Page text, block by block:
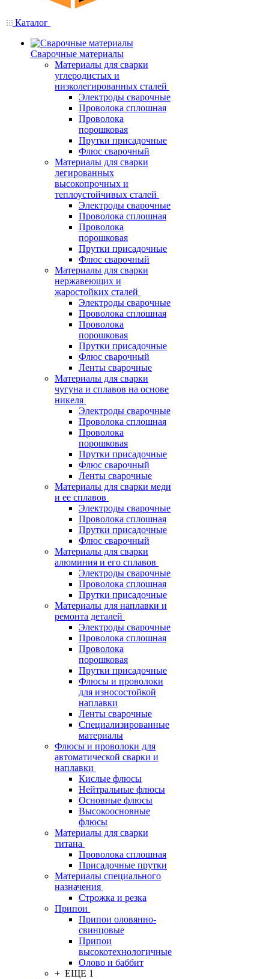
Каталог
Сварочные материалы
Материалы для сварки
углеродистых и
низколегированных сталей
Электроды сварочные
Проволока сплошная
Проволока
порошковая
Прутки присадочные
Флюс сварочный
Материалы для сварки
легированных
высокопрочных и
теплоустойчивых сталей
Электроды сварочные
Проволока сплошная
Проволока
порошковая
Прутки присадочные
Флюс сварочный
Материалы для сварки
нержавеющих и
жаростойких сталей
Электроды сварочные
Проволока сплошная
Проволока
порошковая
Прутки присадочные
Флюс сварочный
Ленты сварочные
Материалы для сварки
чугуна и сплавов на основе
никеля
Электроды сварочные
Проволока сплошная
Проволока
порошковая
Прутки присадочные
Флюс сварочный
Ленты сварочные
Материалы для сварки меди
и ее сплавов
Электроды сварочные
Проволока сплошная
Прутки присадочные
Флюс сварочный
Материалы для сварки
алюминия и его сплавов
Электроды сварочные
Проволока сплошная
Прутки присадочные
Материалы для наплавки и
ремонта деталей
Электроды сварочные
Проволока сплошная
Проволока
порошковая
Прутки присадочные
Флюсы и проволоки
для износостойкой
наплавки
Ленты сварочные
Специализированные
материалы
Флюсы и проволоки для
автоматической сварки и
наплавки
Кислые флюсы
Нейтральные флюсы
Основные флюсы
Высокоосновные
флюсы
Материалы для сварки
титана
Проволока сплошная
Присадочные прутки
Материалы специального
назначения
Строжка и резка
Припои
Припои оловянно-
свинцовые
Припои
высокотехнологичные
Олово и баббит
+ ЕЩЕ 1